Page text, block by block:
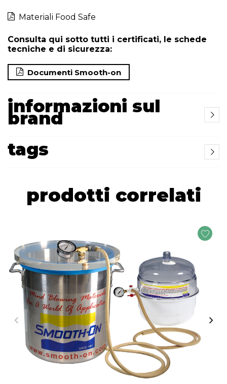
Materiali Food Safe
Consulta qui sotto tutti i certificati, le schede
tecniche e di sicurezza:
Documenti Smooth-on
informazioni sul
brand
tags
prodotti correlati